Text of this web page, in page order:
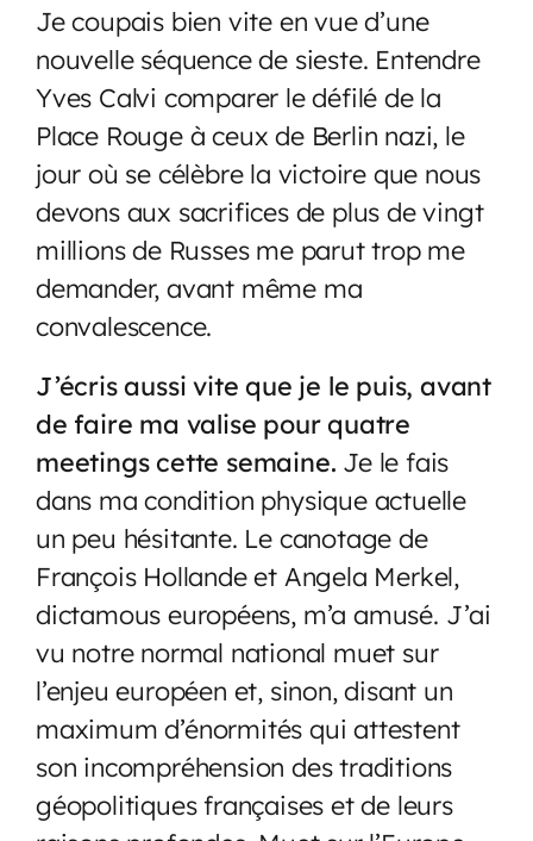
Je coupais bien vite en vue d’une
nouvelle séquence de sieste. Entendre
Yves Calvi comparer le défilé de la
Place Rouge à ceux de Berlin nazi, le
jour où se célèbre la victoire que nous
devons aux sacrifices de plus de vingt
millions de Russes me parut trop me
demander, avant même ma
convalescence.
J’écris aussi vite que je le puis, avant
de faire ma valise pour quatre
meetings cette semaine. Je le fais
dans ma condition physique actuelle
un peu hésitante. Le canotage de
François Hollande et Angela Merkel,
dictamous européens, m’a amusé. J’ai
vu notre normal national muet sur
l’enjeu européen et, sinon, disant un
maximum d’énormités qui attestent
son incompréhension des traditions
géopolitiques françaises et de leurs